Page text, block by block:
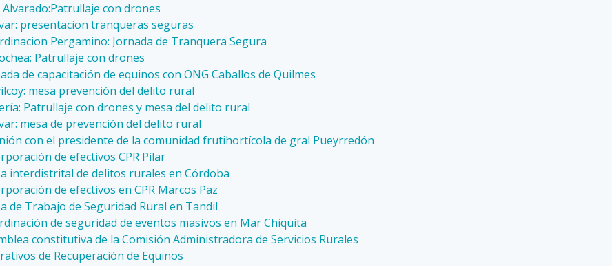
Alvarado:Patrullaje con drones
presentacion tranqueras seguras
Pergamino: Jornada de Tranquera Segura
Patrullaje con drones
de capacitación de equinos con ONG Caballos de Quilmes
mesa prevención del delito rural
Patrullaje con drones y mesa del delito rural
mesa de prevención del delito rural
con el presidente de la comunidad frutihortícola de gral Pueyrredón
de efectivos CPR Pilar
interdistrital de delitos rurales en Córdoba
de efectivos en CPR Marcos Paz
de Trabajo de Seguridad Rural en Tandil
de seguridad de eventos masivos en Mar Chiquita
constitutiva de la Comisión Administradora de Servicios Rurales
de Recuperación de Equinos